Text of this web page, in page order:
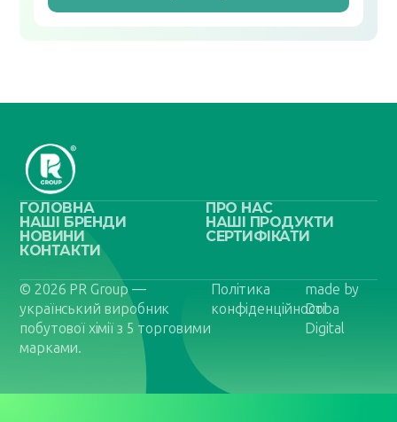
ГОЛОВНА
ПРО НАС
НАШІ БРЕНДИ
НАШІ ПРОДУКТИ
НОВИНИ
СЕРТИФІКАТИ
КОНТАКТИ
© 2026 PR Group —
український виробник
побутової хімії з 5 торговими
марками.
Політика
конфіденційності
made by
Doba
Digital